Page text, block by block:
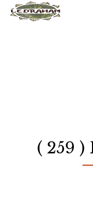
( 259 )